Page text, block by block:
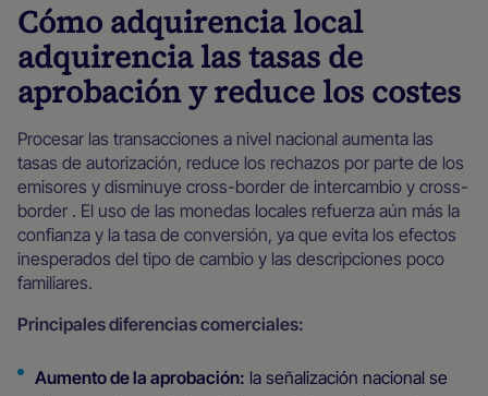
Cómo adquirencia local
adquirencia las tasas de
aprobación y reduce los costes
Procesar las transacciones a nivel nacional aumenta las
tasas de autorización, reduce los rechazos por parte de los
emisores y disminuye cross-border de intercambio y cross-
border . El uso de las monedas locales refuerza aún más la
confianza y la tasa de conversión, ya que evita los efectos
inesperados del tipo de cambio y las descripciones poco
familiares.
Principales diferencias comerciales:
Aumento de la aprobación: la señalización nacional se